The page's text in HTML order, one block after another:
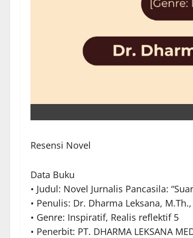
Resensi Novel
Data Buku
• Judul: Novel Jurnalis Pancasila:
• Penulis: Dr. Dharma Leksana,
• Genre: Inspiratif, Realis reflektif 5
• Penerbit: PT. DHARMA LEKSANA